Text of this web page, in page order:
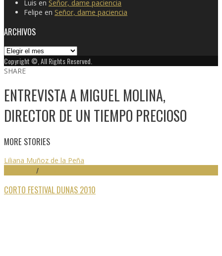
Luis en Señor, dame paciencia
Felipe en Señor, dame paciencia
ARCHIVOS
Archivos
Copyright ©, All Rights Reserved.
SHARE
ENTREVISTA A MIGUEL MOLINA,
DIRECTOR DE UN TIEMPO PRECIOSO
MORE STORIES
Liliana Muñoz de la Peña
/
CORTO FESTIVAL DUNAS 2010